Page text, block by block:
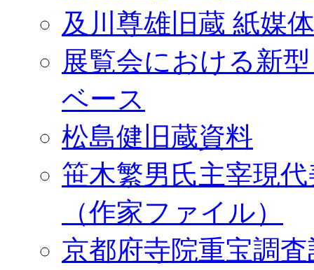
及川尊雄旧蔵 紙媒
展覧会における新
ベース
松島健旧蔵資料
笹木繁男氏主宰現
（作家ファイル）
京都府寺院重宝調